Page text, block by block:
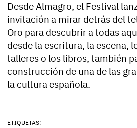
Desde Almagro, el Festival
invitación a mirar detrás del
Oro para descubrir a todas
desde la escritura, la escena,
talleres o los libros, también
construcción de una de las
la cultura española.
ETIQUETAS: